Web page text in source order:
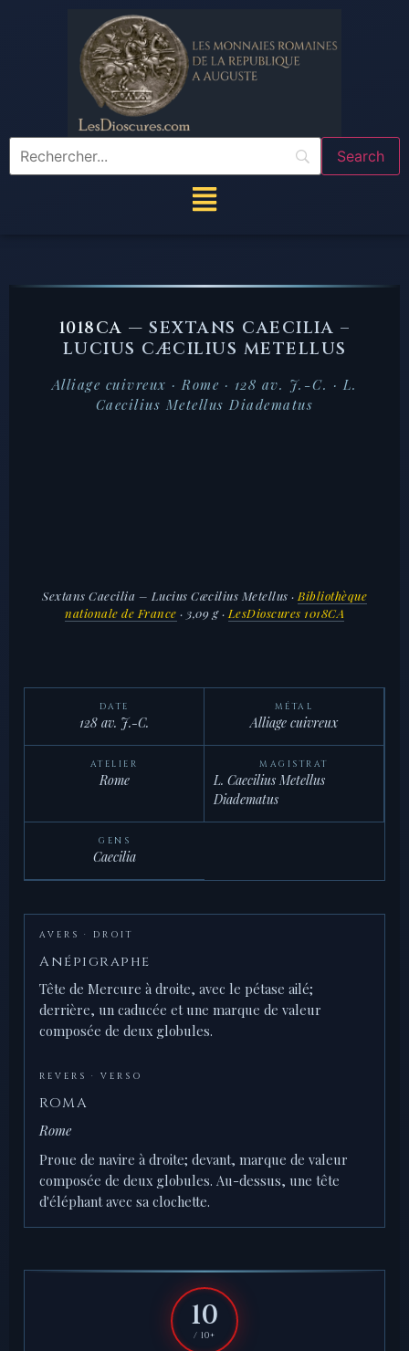
1018CA —SEXTANS CAECILIA –
LUCIUS CÆCILIUS METELLUS
Alliage cuivreux · Rome · 128 av. J.-C. · L.
Caecilius Metellus Diadematus
Sextans Caecilia – Lucius Cæcilius Metellus · Bibliothèque
nationale de France · 3,09 g · LesDioscures 1018CA
DATE
128 av. J.-C.
MÉTAL
Alliage cuivreux
ATELIER
Rome
MAGISTRAT
L. Caecilius Metellus
Diadematus
GENS
Caecilia
AVERS · DROIT
Anépigraphe
Tête de Mercure à droite, avec le pétase ailé;
derrière, un caducée et une marque de valeur
composée de deux globules.
REVERS · VERSO
ROMA
Rome
Proue de navire à droite; devant, marque de valeur
composée de deux globules. Au-dessus, une tête
d'éléphant avec sa clochette.
10
/ 10+